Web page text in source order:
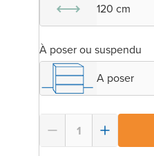
120 cm
À poser ou suspendu
A poser